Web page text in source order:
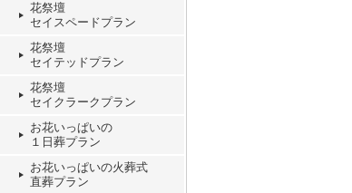
花祭壇
セイスペードプラン
花祭壇
セイテッドプラン
花祭壇
セイクラークプラン
お花いっぱいの
１日葬プラン
お花いっぱいの火葬式
直葬プラン